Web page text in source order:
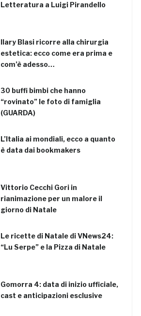
Letteratura a Luigi Pirandello
Ilary Blasi ricorre alla chirurgia
estetica: ecco come era prima e
com’è adesso…
30 buffi bimbi che hanno
“rovinato” le foto di famiglia
(GUARDA)
L’Italia ai mondiali, ecco a quanto
è data dai bookmakers
Vittorio Cecchi Gori in
rianimazione per un malore il
giorno di Natale
Le ricette di Natale di VNews24:
“Lu Serpe” e la Pizza di Natale
Gomorra 4: data di inizio ufficiale,
cast e anticipazioni esclusive